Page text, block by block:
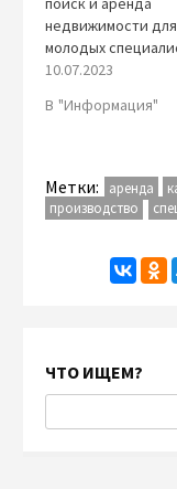
недвижимости для
молодых
10.07.2023
В "Информация"
Метки: аренда
производство
ЧТО ИЩЕМ?